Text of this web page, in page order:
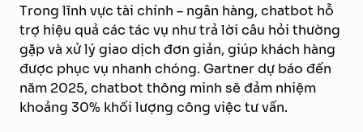
Trong lĩnh vực tài chính – ngân hàng, chatbot hỗ
trợ hiệu quả các tác vụ như trả lời câu hỏi thường
gặp và xử lý giao dịch đơn giản, giúp khách hàng
được phục vụ nhanh chóng. Gartner dự báo đến
năm 2025, chatbot thông minh sẽ đảm nhiệm
khoảng 30% khối lượng công việc tư vấn.